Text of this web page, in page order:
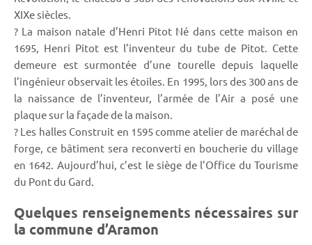
XIXe siècles.
? La maison natale d’Henri Pitot Né dans cette maison en
1695, Henri Pitot est l’inventeur du tube de Pitot. Cette
demeure est surmontée d’une tourelle depuis laquelle
l’ingénieur observait les étoiles. En 1995, lors des 300 ans de
la naissance de l’inventeur, l’armée de l’Air a posé une
plaque sur la façade de la maison.
? Les halles Construit en 1595 comme atelier de maréchal de
forge, ce bâtiment sera reconverti en boucherie du village
en 1642. Aujourd’hui, c’est le siège de l’Office du Tourisme
du Pont du Gard.
Quelques renseignements nécessaires sur
la commune d’Aramon